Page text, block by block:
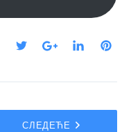
СЛЕДЕЋЕ